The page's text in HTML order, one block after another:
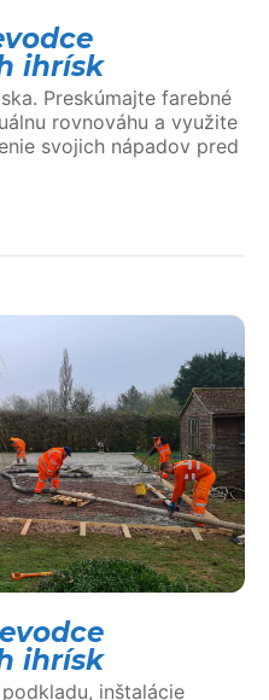
ihrísk
Preskúmajte farebné
rovnováhu a využite
svojich nápadov pred
ihrísk
inštalácie